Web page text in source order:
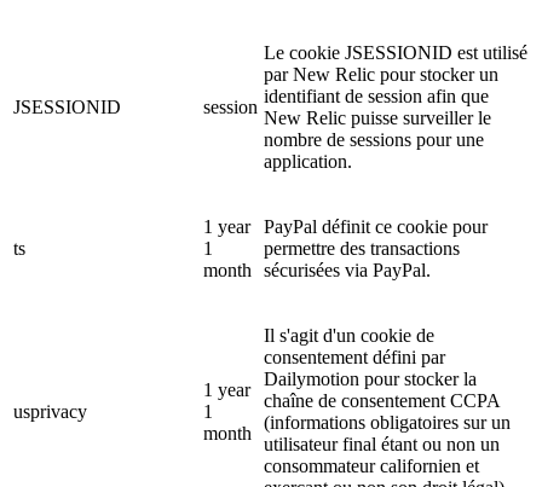
JSESSIONID session
Le cookie JSESSIONID est utilisé
par New Relic pour stocker un
identifiant de session afin que
New Relic puisse surveiller le
nombre de sessions pour une
application.
ts
1 year
1
month
PayPal définit ce cookie pour
permettre des transactions
sécurisées via PayPal.
usprivacy
1 year
1
month
Il s'agit d'un cookie de
consentement défini par
Dailymotion pour stocker la
chaîne de consentement CCPA
(informations obligatoires sur un
utilisateur final étant ou non un
consommateur californien et